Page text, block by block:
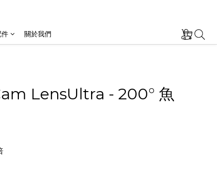
件 關於我們
LensUltra - 200° 魚